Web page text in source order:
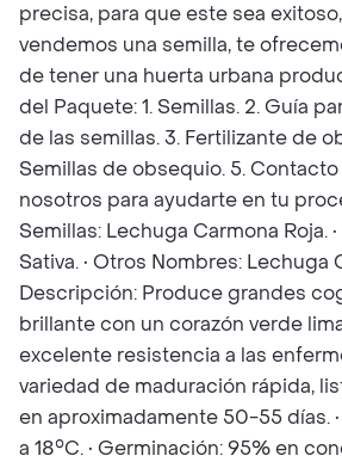
precisa, para que este sea
vendemos una semilla, te
de tener una huerta urbana
del Paquete: 1. Semillas. 2. Guía
de las semillas. 3. Fertilizante de
Semillas de obsequio. 5.
nosotros para ayudarte en tu
Semillas: Lechuga Carmona Roja.
Sativa. • Otros Nombres: Lechuga
Descripción: Produce grandes
brillante con un corazón verde
excelente resistencia a las
variedad de maduración rápida,
en aproximadamente 50-55 días. •
a 18°C. • Germinación: 95% en